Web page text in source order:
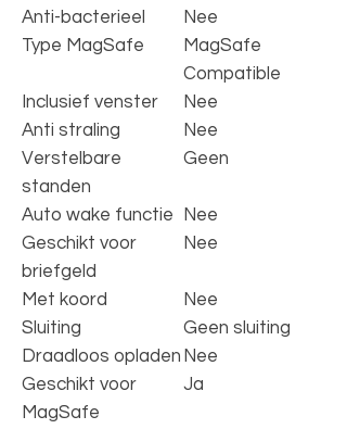
Anti-bacterieel
Nee
Type MagSafe
MagSafe
Compatible
Inclusief venster
Nee
Anti straling
Nee
Verstelbare
standen
Geen
Auto wake functie
Nee
Geschikt voor
briefgeld
Nee
Met koord
Nee
Sluiting
Geen sluiting
Draadloos opladen Nee
Geschikt voor
MagSafe
Ja